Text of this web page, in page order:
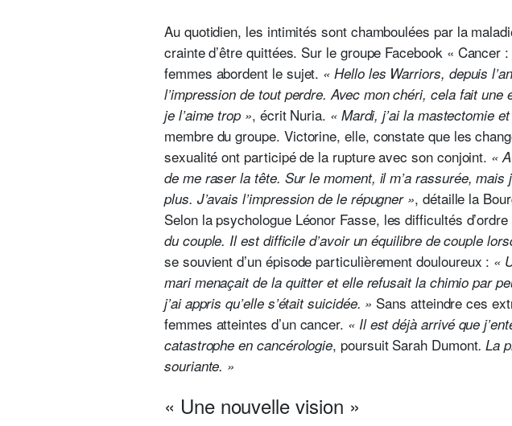
Au quotidien, les intimités sont chamboulées par la
crainte d’être quittées. Sur le groupe Facebook «
femmes abordent le sujet. « Hello les Warriors, depuis
l’impression de tout perdre. Avec mon chéri, cela fait
je l’aime trop », écrit Nuria. « Mardi, j’ai la mastectomie
membre du groupe. Victorine, elle, constate que les
sexualité ont participé de la rupture avec son conjoint. «
de me raser la tête. Sur le moment, il m’a rassurée,
plus. J’avais l’impression de le répugner », détaille la
Selon la psychologue Léonor Fasse, les difficultés
du couple. Il est difficile d’avoir un équilibre de couple
se souvient d’un épisode particulièrement douloureux : «
mari menaçait de la quitter et elle refusait la chimio par
j’ai appris qu’elle s’était suicidée. » Sans atteindre ces
femmes atteintes d’un cancer. « Il est déjà arrivé que
catastrophe en cancérologie, poursuit Sarah Dumont. La
souriante. »
« Une nouvelle vision »